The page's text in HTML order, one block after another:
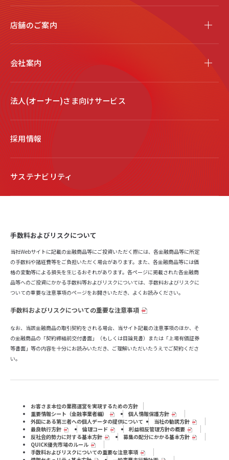
店舗のご案内
会社案内
法人(オーナー)さま向けサービス
採用情報
サステナビリティ
手数料およびリスクについて
当社Webサイトに記載の金融商品等にご投資いただく際には、各金融商品等に所定
の手数料や諸経費等をご負担いただく場合があります。また、各金融商品等には価
格の変動等による損失を生じるおそれがあります。各ページに掲載された各金融商
品等へのご投資にかかる手数料等およびリスクについては、手数料およびリスクに
ついての重要な注意事項のページをお開きいただき、よくお読みください。
手数料およびリスクについての重要な注意事項
なお、当該金融商品の取引契約をされる場合、当サイト記載の注意事項のほか、そ
の金融商品の「契約締結前交付書面」（もしくは目論見書）または「上場有価証券
等書面」等の内容を十分にお読みいただき、ご理解いただいたうえでご契約くださ
い。
お客さま本位の業務運営を実現するための方針
重要情報シート（⾦融事業者編）
個人情報保護方針
外国にある第三者への個人データの提供について
当社の勧誘方針
最良執行方針
倫理コード
利益相反管理方針の概要
反社会的勢力に対する基本方針
募集の配分にかかる基本方針
QUICK優先市場のルール
手数料およびリスクについての重要な注意事項